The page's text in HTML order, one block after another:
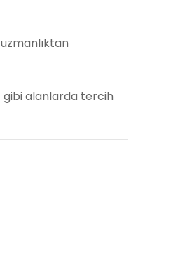
gibi alanlarda tercih